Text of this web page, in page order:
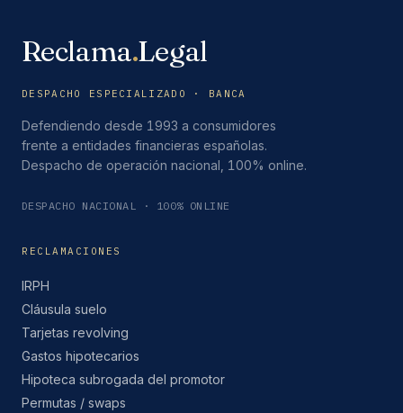
Reclama.Legal
DESPACHO ESPECIALIZADO · BANCA
Defendiendo desde 1993 a consumidores
frente a entidades financieras españolas.
Despacho de operación nacional, 100% online.
DESPACHO NACIONAL · 100% ONLINE
RECLAMACIONES
IRPH
Cláusula suelo
Tarjetas revolving
Gastos hipotecarios
Hipoteca subrogada del promotor
Permutas / swaps